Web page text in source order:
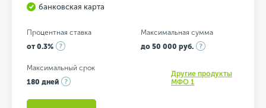
банковская карта
Процентная ставка
от 0.3%
Максимальная сумма
до 50 000 руб.
Максимальный срок
180 дней
Другие продукты
МФО 1